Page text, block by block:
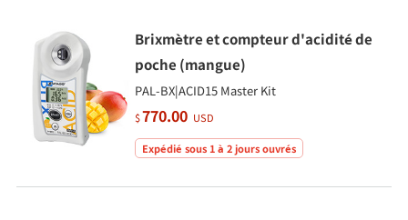
Brixmètre et compteur d'acidité de
poche (mangue)
PAL-BX|ACID15 Master Kit
$770.00 USD
Expédié sous 1 à 2 jours ouvrés